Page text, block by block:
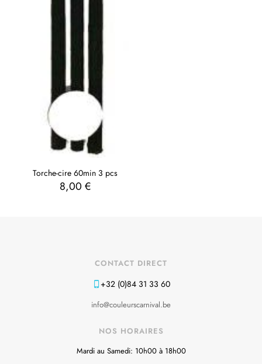
Torche-cire 60min 3 pcs
8,00 €
CONTACT DIRECT
+32 (0)84 31 33 60
info@couleurscarnival.be
NOS HORAIRES
Mardi au Samedi: 10h00 à 18h00